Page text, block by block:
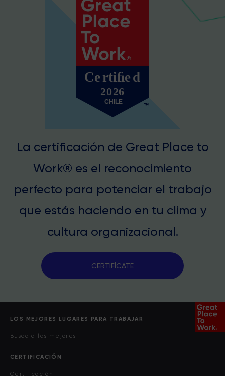
La certificación de Great Place to
Work® es el reconocimiento
perfecto para potenciar el trabajo
que estás haciendo en tu clima y
cultura organizacional.
CERTIFÍCATE
LOS MEJORES LUGARES PARA TRABAJAR
Busca a las mejores
CERTIFICACIÓN
Certificación